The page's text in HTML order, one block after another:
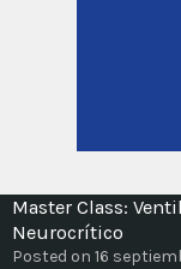
Master Class:
Neurocrítico
Posted on 16